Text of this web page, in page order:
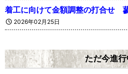
着工に向けて金額調整の打合せ
2026年02月25日
ただ今進行